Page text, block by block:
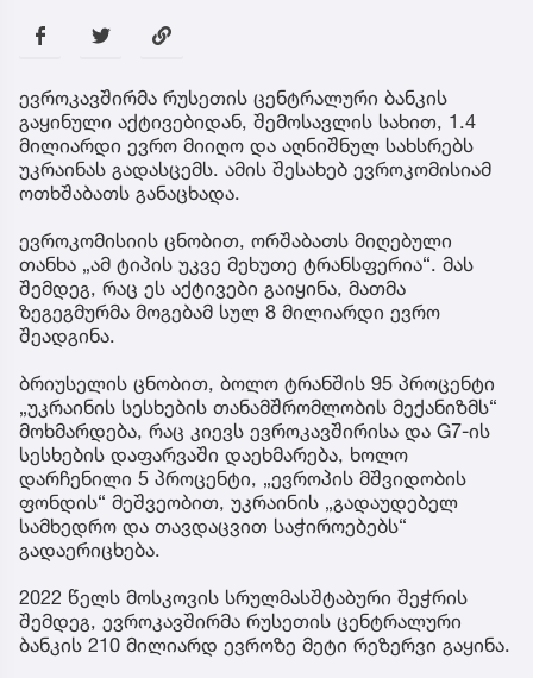
ევროკავშირმა რუსეთის ცენტრალური ბანკის
გაყინული აქტივებიდან, შემოსავლის სახით, 1.4
მილიარდი ევრო მიიღო და აღნიშნულ სახსრებს
უკრაინას გადასცემს. ამის შესახებ ევროკომისიამ
ოთხშაბათს განაცხადა.
ევროკომისიის ცნობით, ორშაბათს მიღებული
თანხა „ამ ტიპის უკვე მეხუთე ტრანსფერია“. მას
შემდეგ, რაც ეს აქტივები გაიყინა, მათმა
ზეგეგმურმა მოგებამ სულ 8 მილიარდი ევრო
შეადგინა.
ბრიუსელის ცნობით, ბოლო ტრანშის 95 პროცენტი
„უკრაინის სესხების თანამშრომლობის მექანიზმს“
მოხმარდება, რაც კიევს ევროკავშირისა და G7-ის
სესხების დაფარვაში დაეხმარება, ხოლო
დარჩენილი 5 პროცენტი, „ევროპის მშვიდობის
ფონდის“ მეშვეობით, უკრაინის „გადაუდებელ
სამხედრო და თავდაცვით საჭიროებებს“
გადაერიცხება.
2022 წელს მოსკოვის სრულმასშტაბური შეჭრის
შემდეგ, ევროკავშირმა რუსეთის ცენტრალური
ბანკის 210 მილიარდ ევროზე მეტი რეზერვი გაყინა.